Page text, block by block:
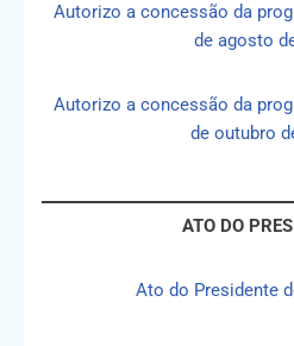
Autorizo a concessão da
de agosto
Autorizo a concessão da
de outubro
ATO DO
Ato do Presidente